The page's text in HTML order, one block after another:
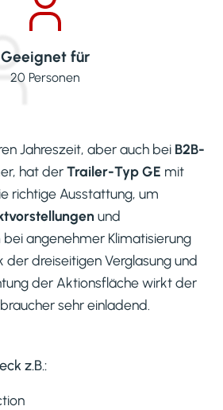
Geeignet für
20 Personen
Jahreszeit, aber auch bei B2B-
hat derTrailer-Typ GE mit
richtige Ausstattung, um
und
bei angenehmer Klimatisierung
der dreiseitigen Verglasung und
der Aktionsfläche wirkt der
sehr einladend.
z.B.: